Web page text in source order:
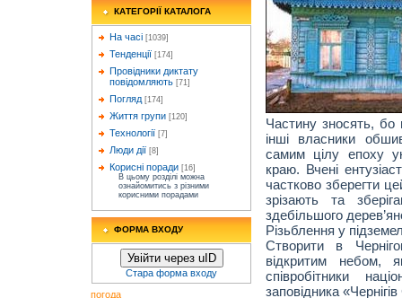
КАТЕГОРІЇ КАТАЛОГА
На часі [1039]
Тенденції [174]
Провідники диктату
повідомляють [71]
Погляд [174]
Життя групи [120]
Технології [7]
Люди дії [8]
Корисні поради [16]
В цьому розділі можна
ознайомитись з різними
корисними порадами
ФОРМА ВХОДУ
Увійти через uID
Стара форма входу
погода
Частину зносять, бо
інші власники
самим цілу епоху
краю. Вчені
частково зберегти
зрізають та
здебільшого
Різьблення у
Створити в
відкритим небом,
співробітники
заповідника